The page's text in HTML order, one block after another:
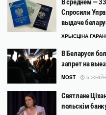
В среднем —
Спросили
выдаче
ХРЫСЦІНА
В Беларуси
запрет на
MOST 5
Святлане
польскім